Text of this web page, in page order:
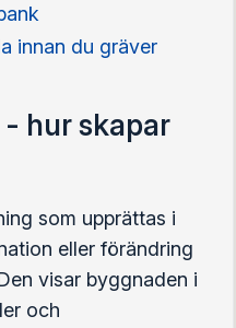
innan du gräver
hur skapar
som upprättas i
eller förändring
visar byggnaden i
och